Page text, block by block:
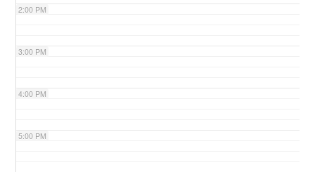
2:00 PM
3:00 PM
4:00 PM
5:00 PM